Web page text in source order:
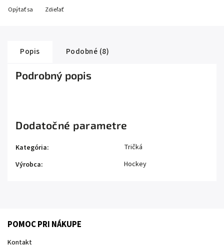
Opýtať sa Zdieľať
Popis Podobné (8)
Podrobný popis
Dodatočné parametre
Kategória:
Tričká
Výrobca: Hockey
POMOC PRI NÁKUPE
Kontakt